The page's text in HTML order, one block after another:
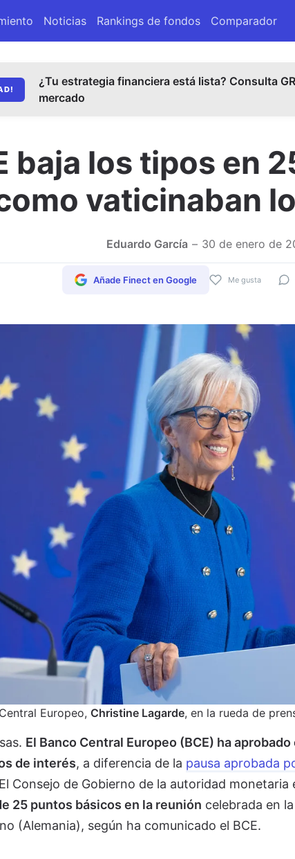
Noticias Rankings de fondos Comparador
¿Tu estrategia financiera está lista? Consulta
mercado
baja los tipos en
vaticinaban
Eduardo García 30 de enero de
Me gusta
Añade Finect en Google
Europeo, Christine Lagarde, en la rueda de
El Banco Central Europeo (BCE) ha
de interés, a diferencia de la pausa aprobada
Consejo de Gobierno de la autoridad monetaria
25 puntos básicos en la reunión celebrada en
(Alemania), según ha comunicado el BCE.